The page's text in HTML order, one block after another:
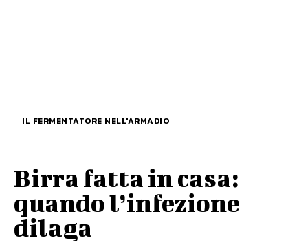
IL FERMENTATORE NELL'ARMADIO
Birra fatta in casa:
quando l’infezione
dilaga